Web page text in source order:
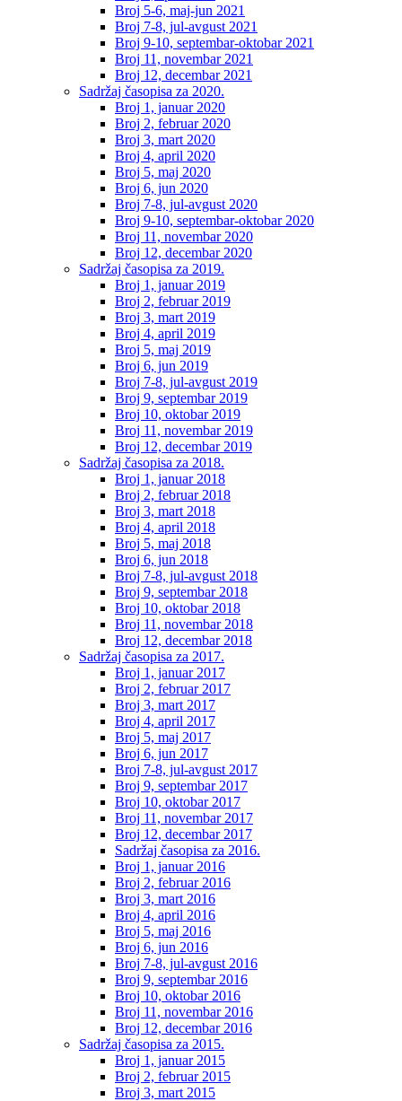
Broj 5-6, maj-jun 2021
Broj 7-8, jul-avgust 2021
Broj 9-10, septembar-oktobar 2021
Broj 11, novembar 2021
Broj 12, decembar 2021
Sadržaj časopisa za 2020.
Broj 1, januar 2020
Broj 2, februar 2020
Broj 3, mart 2020
Broj 4, april 2020
Broj 5, maj 2020
Broj 6, jun 2020
Broj 7-8, jul-avgust 2020
Broj 9-10, septembar-oktobar 2020
Broj 11, novembar 2020
Broj 12, decembar 2020
Sadržaj časopisa za 2019.
Broj 1, januar 2019
Broj 2, februar 2019
Broj 3, mart 2019
Broj 4, april 2019
Broj 5, maj 2019
Broj 6, jun 2019
Broj 7-8, jul-avgust 2019
Broj 9, septembar 2019
Broj 10, oktobar 2019
Broj 11, novembar 2019
Broj 12, decembar 2019
Sadržaj časopisa za 2018.
Broj 1, januar 2018
Broj 2, februar 2018
Broj 3, mart 2018
Broj 4, april 2018
Broj 5, maj 2018
Broj 6, jun 2018
Broj 7-8, jul-avgust 2018
Broj 9, septembar 2018
Broj 10, oktobar 2018
Broj 11, novembar 2018
Broj 12, decembar 2018
Sadržaj časopisa za 2017.
Broj 1, januar 2017
Broj 2, februar 2017
Broj 3, mart 2017
Broj 4, april 2017
Broj 5, maj 2017
Broj 6, jun 2017
Broj 7-8, jul-avgust 2017
Broj 9, septembar 2017
Broj 10, oktobar 2017
Broj 11, novembar 2017
Broj 12, decembar 2017
Sadržaj časopisa za 2016.
Broj 1, januar 2016
Broj 2, februar 2016
Broj 3, mart 2016
Broj 4, april 2016
Broj 5, maj 2016
Broj 6, jun 2016
Broj 7-8, jul-avgust 2016
Broj 9, septembar 2016
Broj 10, oktobar 2016
Broj 11, novembar 2016
Broj 12, decembar 2016
Sadržaj časopisa za 2015.
Broj 1, januar 2015
Broj 2, februar 2015
Broj 3, mart 2015